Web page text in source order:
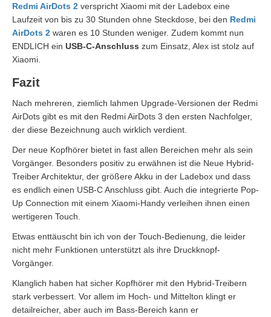
Redmi AirDots 2 verspricht Xiaomi mit der Ladebox eine
Laufzeit von bis zu 30 Stunden ohne Steckdose, bei den Redmi
AirDots 2 waren es 10 Stunden weniger. Zudem kommt nun
ENDLICH ein USB-C-Anschluss zum Einsatz, Alex ist stolz auf
Xiaomi.
Fazit
Nach mehreren, ziemlich lahmen Upgrade-Versionen der Redmi
AirDots gibt es mit den Redmi AirDots 3 den ersten Nachfolger,
der diese Bezeichnung auch wirklich verdient.
Der neue Kopfhörer bietet in fast allen Bereichen mehr als sein
Vorgänger. Besonders positiv zu erwähnen ist die Neue Hybrid-
Treiber Architektur, der größere Akku in der Ladebox und dass
es endlich einen USB-C Anschluss gibt. Auch die integrierte Pop-
Up Connection mit einem Xiaomi-Handy verleihen ihnen einen
wertigeren Touch.
Etwas enttäuscht bin ich von der Touch-Bedienung, die leider
nicht mehr Funktionen unterstützt als ihre Druckknopf-
Vorgänger.
Klanglich haben hat sicher Kopfhörer mit den Hybrid-Treibern
stark verbessert. Vor allem im Hoch- und Mittelton klingt er
detailreicher, aber auch im Bass-Bereich kann er